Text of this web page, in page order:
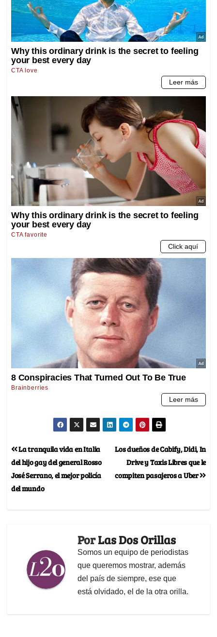
Los dueños de Cabify, Didi, In
Drive y Taxis Libres que le
compiten pasajeros a Uber
La tranquila vida en Italia
del hijo gay del general Rosso
José Serrano, el mejor policía
del mundo
PorLas Dos Orillas
Somos un equipo de periodistas
que queremos mostrar, además
del país de siempre, ese que
está olvidado, el de la otra orilla.